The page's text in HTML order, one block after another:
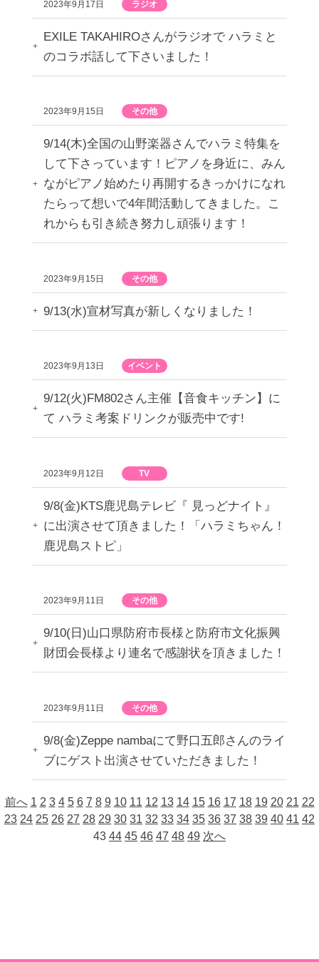
2023年9月17日 ラジオ
EXILE TAKAHIROさんがラジオで ハラミと
のコラボ話して下さいました！
2023年9月15日 その他
9/14(木)全国の山野楽器さんでハラミ特集を
して下さっています！ピアノを身近に、みん
ながピアノ始めたり再開するきっかけになれ
たらって想いで4年間活動してきました。こ
れからも引き続き努力し頑張ります！
2023年9月15日 その他
9/13(水)宣材写真が新しくなりました！
2023年9月13日 イベント
9/12(火)FM802さん主催【音食キッチン】に
て ハラミ考案ドリンクが販売中です!
2023年9月12日 TV
9/8(金)KTS鹿児島テレビ『 見っどナイト』
に出演させて頂きました！「ハラミちゃん！
鹿児島ストピ」
2023年9月11日 その他
9/10(日)山口県防府市長様と防府市文化振興
財団会長様より連名で感謝状を頂きました！
2023年9月11日 その他
9/8(金)Zeppe nambaにて野口五郎さんのライ
ブにゲスト出演させていただきました！
前へ 1 2 3 4 5 6 7 8 9 10 11 12 13 14 15 16 17 18 19 20 21 22
23 24 25 26 27 28 29 30 31 32 33 34 35 36 37 38 39 40 41 42
43 44 45 46 47 48 49 次へ